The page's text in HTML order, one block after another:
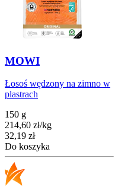
MOWI
Łosoś wędzony na zimno w
plastrach
150 g
214,60 zł/kg
Cena
32,19 zł
Do koszyka